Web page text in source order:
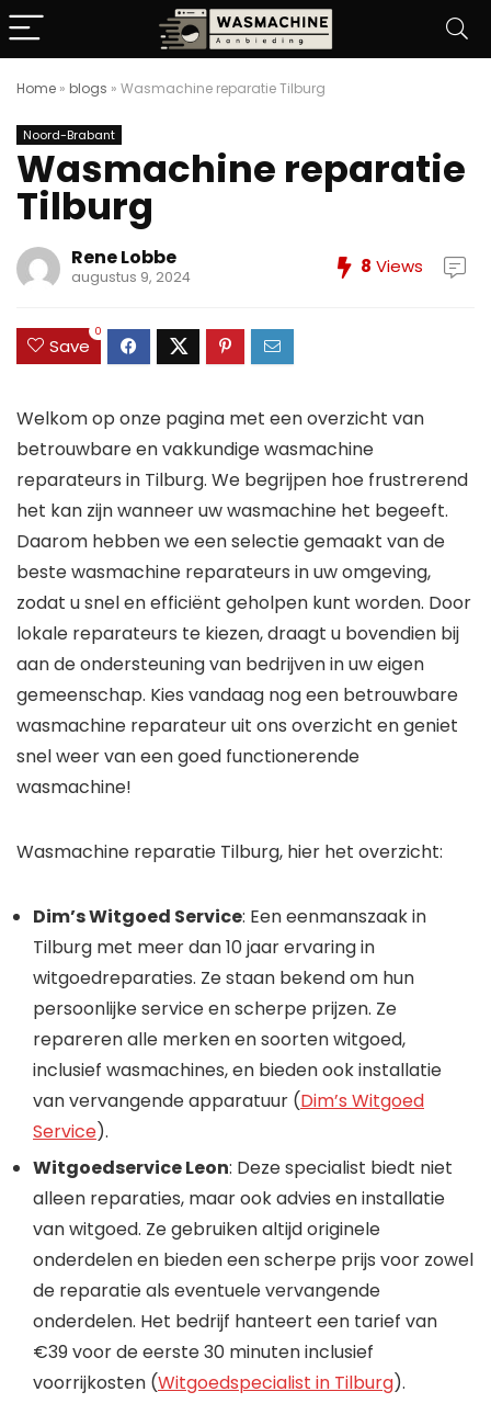
Home » blogs » Wasmachine reparatie Tilburg
Noord-Brabant
Wasmachine reparatie
Tilburg
Rene Lobbe
augustus 9, 2024 8 Views
Save
0
Welkom op onze pagina met een overzicht van
betrouwbare en vakkundige wasmachine
reparateurs in Tilburg. We begrijpen hoe frustrerend
het kan zijn wanneer uw wasmachine het begeeft.
Daarom hebben we een selectie gemaakt van de
beste wasmachine reparateurs in uw omgeving,
zodat u snel en efficiënt geholpen kunt worden. Door
lokale reparateurs te kiezen, draagt u bovendien bij
aan de ondersteuning van bedrijven in uw eigen
gemeenschap. Kies vandaag nog een betrouwbare
wasmachine reparateur uit ons overzicht en geniet
snel weer van een goed functionerende
wasmachine!
Wasmachine reparatie Tilburg, hier het overzicht:
Dim’s Witgoed Service: Een eenmanszaak in
Tilburg met meer dan 10 jaar ervaring in
witgoedreparaties. Ze staan bekend om hun
persoonlijke service en scherpe prijzen. Ze
repareren alle merken en soorten witgoed,
inclusief wasmachines, en bieden ook installatie
van vervangende apparatuur​ (Dim’s Witgoed
Service).
Witgoedservice Leon: Deze specialist biedt niet
alleen reparaties, maar ook advies en installatie
van witgoed. Ze gebruiken altijd originele
onderdelen en bieden een scherpe prijs voor zowel
de reparatie als eventuele vervangende
onderdelen. Het bedrijf hanteert een tarief van
€39 voor de eerste 30 minuten inclusief
voorrijkosten​ (Witgoedspecialist in Tilburg).